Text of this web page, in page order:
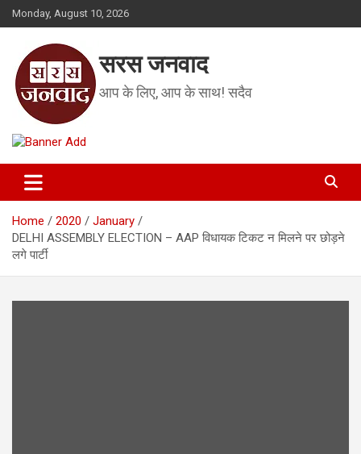
Skip
to
Monday, August 10, 2026
सरस जनवाद
आप के लिए, आप के साथ! सदैव
Home 2020
January
DELHI ASSEMBLY ELECTION – AAP विधायक टिकट न मिलने पर छोड़ने
लगे पार्टी